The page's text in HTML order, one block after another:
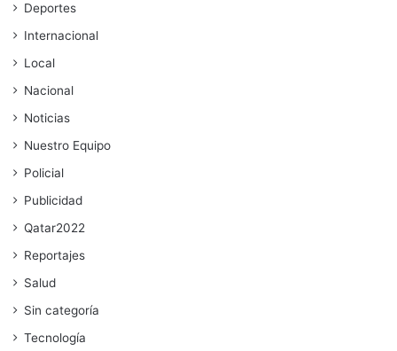
Deportes
Internacional
Local
Nacional
Noticias
Nuestro Equipo
Policial
Publicidad
Qatar2022
Reportajes
Salud
Sin categoría
Tecnología